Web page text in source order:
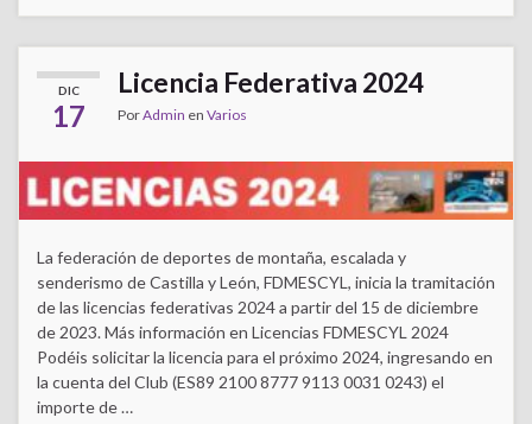
DIC
17
Licencia Federativa 2024
PorAdmin en Varios
La federación de deportes de montaña, escalada y
senderismo de Castilla y León, FDMESCYL, inicia la tramitación
de las licencias federativas 2024 a partir del 15 de diciembre
de 2023. Más información en Licencias FDMESCYL 2024
Podéis solicitar la licencia para el próximo 2024, ingresando en
la cuenta del Club (ES89 2100 8777 9113 0031 0243) el
importe de …